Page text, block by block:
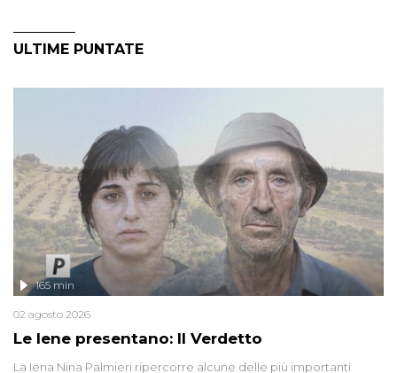
ULTIME PUNTATE
Le Iene presentano: Il Verdetto
165 min
02 agosto 2026
La Iena Nina Palmieri ripercorre alcune delle più importanti